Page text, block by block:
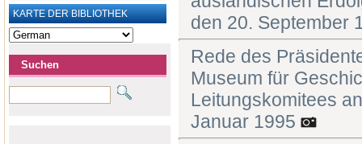
KARTE DER BIBLIOTHEK
Suchen
den 20. September
Rede des
Museum für
Leitungskomitees
Januar 1995